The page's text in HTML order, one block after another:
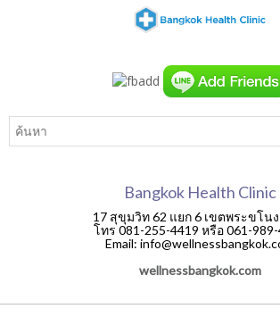
Bangkok Health Clinic
17 สุขุมวิท 62 แยก 6 เขตพระขโน
โทร 081-255-4419 หรือ 061-
Email:
wellnessbangkok.com